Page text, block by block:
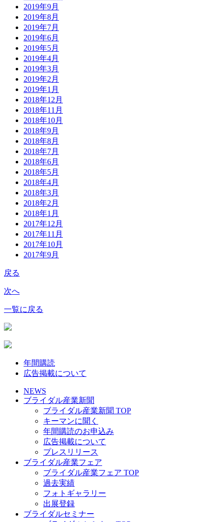
2019年9月
2019年8月
2019年7月
2019年6月
2019年5月
2019年4月
2019年3月
2019年2月
2019年1月
2018年12月
2018年11月
2018年10月
2018年9月
2018年8月
2018年7月
2018年6月
2018年5月
2018年4月
2018年3月
2018年2月
2018年1月
2017年12月
2017年11月
2017年10月
2017年9月
戻る
次へ
一覧に戻る
年間購読
広告掲載について
NEWS
ブライダル産業新聞
ブライダル産業新聞 TOP
キーマンに聞く
年間購読のお申込み
広告掲載について
プレスリリース
ブライダル産業フェア
ブライダル産業フェア TOP
過去実績
フォトギャラリー
出展登録
ブライダルセミナー